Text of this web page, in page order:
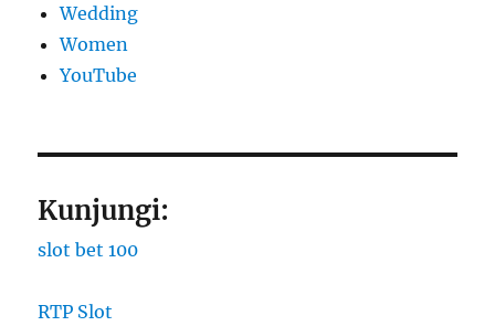
Wedding
Women
YouTube
Kunjungi:
slot bet 100
RTP Slot